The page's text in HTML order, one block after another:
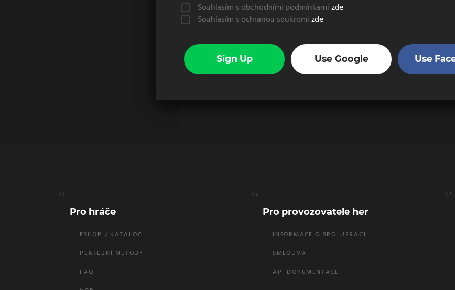
Souhlasím s obchodními podmínkamizde
Souhlasím s ochranou soukromízde
Use Google Use
Pro hráče
ESHOP / KATALOG
PLATEBNÍ METODY
FAQ
Pro provozovatele her
INFORMACE O SPOLUPRÁCI
SMLOUVA
API DOKUMENTACE